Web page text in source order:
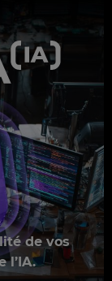
de vos
l’IA.